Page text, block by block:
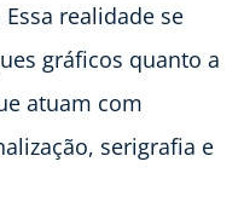
realidade se
gráficos quanto a
atuam com
serigrafia e